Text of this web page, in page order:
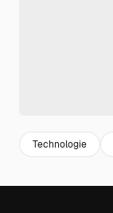
Technologie